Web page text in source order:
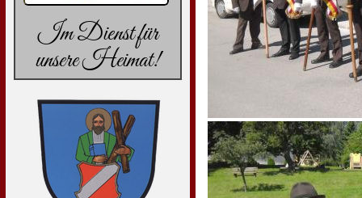
Im Dienst für
unsere Heimat!